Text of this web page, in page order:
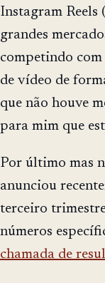
Instagram Reels
grandes
competindo
de vídeo de
que não houve
para mim que
Por último mas
anunciou
terceiro
números
chamada de